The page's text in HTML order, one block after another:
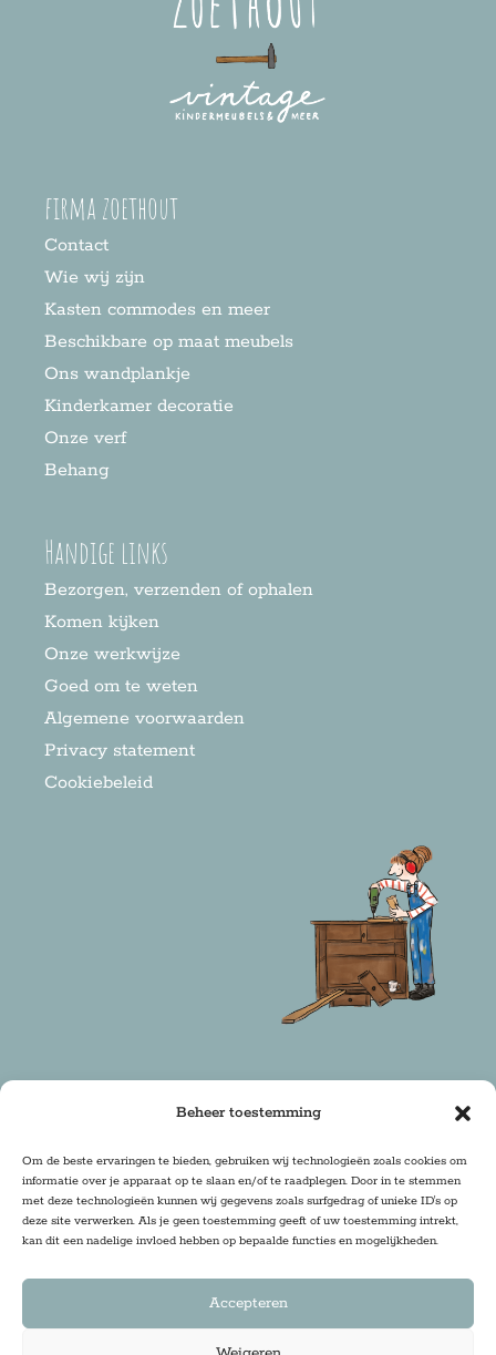
Beheer toestemming
Om de beste ervaringen te bieden, gebruiken wij technologieën zoals cookies om
informatie over je apparaat op te slaan en/of te raadplegen. Door in te stemmen
met deze technologieën kunnen wij gegevens zoals surfgedrag of unieke ID's op
deze site verwerken. Als je geen toestemming geeft of uw toestemming intrekt,
kan dit een nadelige invloed hebben op bepaalde functies en mogelijkheden.
Accepteren
firma zoethout
Contact
Wie wij zijn
Kasten commodes en meer
Beschikbare op maat meubels
Ons wandplankje
Kinderkamer decoratie
Onze verf
Behang
Handige links
Bezorgen, verzenden of ophalen
Komen kijken
Onze werkwijze
Goed om te weten
Algemene voorwaarden
Privacy statement
Cookiebeleid
Copyright 2025 Firma Zoethout | Design & Realisatie:
DRwebdesign